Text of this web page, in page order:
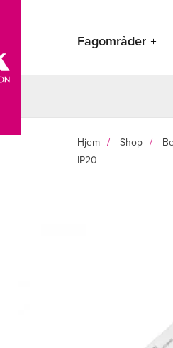
Fagområder
Hjem Shop
IP20